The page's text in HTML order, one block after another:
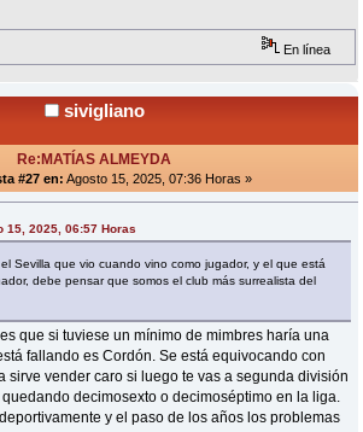
En línea
sivigliano
Re:MATÍAS ALMEYDA
#27 en: Agosto 15, 2025, 07:36 Horas »
15, 2025, 06:57 Horas
Sevilla que vio cuando vino como jugador, y el que está
debe pensar que somos el club más surrealista del
que si tuviese un mínimo de mimbres haría una
fallando es Cordón. Se está equivocando con
sirve vender caro si luego te vas a segunda división
decimosexto o decimoséptimo en la liga.
y el paso de los años los problemas